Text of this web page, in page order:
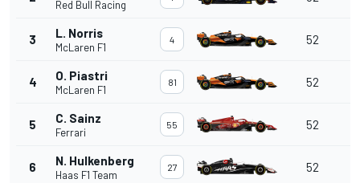
Red Bull Racing
3 L. Norris
McLaren F1
4 52
4 O. Piastri
McLaren F1
81 52
5 C. Sainz
Ferrari
55 52
6 N. Hulkenberg
Haas F1 Team
27 52